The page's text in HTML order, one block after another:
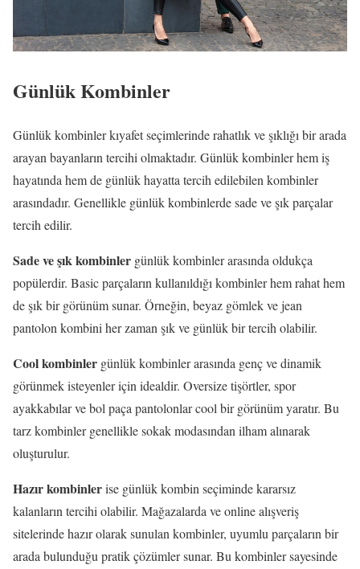
Günlük Kombinler
Günlük kombinler kıyafet seçimlerinde rahatlık ve şıklığı bir arada
arayan bayanların tercihi olmaktadır. Günlük kombinler hem iş
hayatında hem de günlük hayatta tercih edilebilen kombinler
arasındadır. Genellikle günlük kombinlerde sade ve şık parçalar
tercih edilir.
Sade ve şık kombinler günlük kombinler arasında oldukça
popülerdir. Basic parçaların kullanıldığı kombinler hem rahat hem
de şık bir görünüm sunar. Örneğin, beyaz gömlek ve jean
pantolon kombini her zaman şık ve günlük bir tercih olabilir.
Cool kombinler günlük kombinler arasında genç ve dinamik
görünmek isteyenler için idealdir. Oversize tişörtler, spor
ayakkabılar ve bol paça pantolonlar cool bir görünüm yaratır. Bu
tarz kombinler genellikle sokak modasından ilham alınarak
oluşturulur.
Hazır kombinlerise günlük kombin seçiminde kararsız
kalanların tercihi olabilir. Mağazalarda ve online alışveriş
sitelerinde hazır olarak sunulan kombinler, uyumlu parçaların bir
arada bulunduğu pratik çözümler sunar. Bu kombinler sayesinde